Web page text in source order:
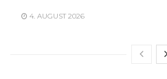
4. AUGUST 2026